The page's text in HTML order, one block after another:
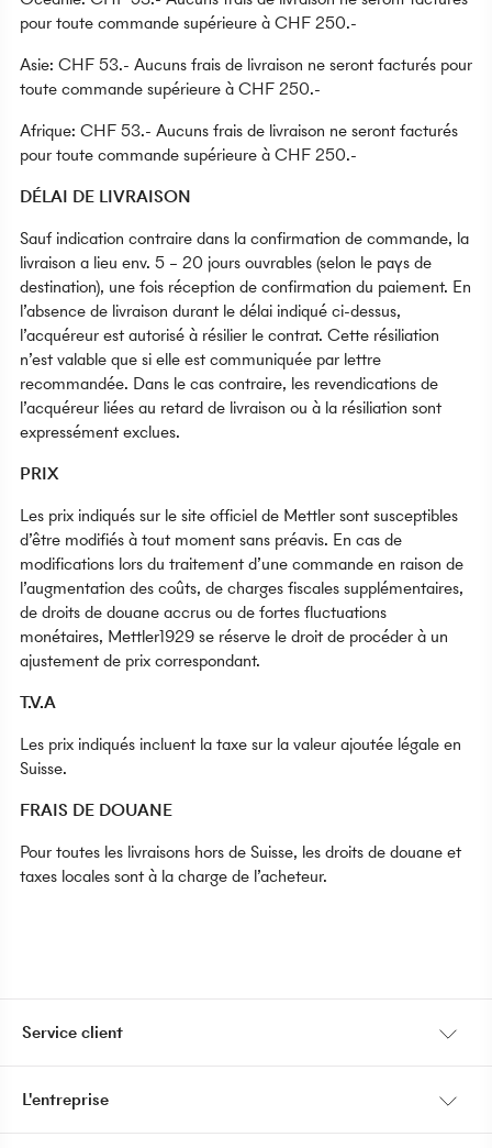
pour toute commande supérieure à CHF 250.-
Asie: CHF 53.- Aucuns frais de livraison ne seront facturés pour
toute commande supérieure à CHF 250.-
Afrique: CHF 53.- Aucuns frais de livraison ne seront facturés
pour toute commande supérieure à CHF 250.-
DÉLAI DE LIVRAISON
Sauf indication contraire dans la confirmation de commande, la
livraison a lieu env. 5 – 20 jours ouvrables (selon le pays de
destination), une fois réception de confirmation du paiement. En
l’absence de livraison durant le délai indiqué ci-dessus,
l’acquéreur est autorisé à résilier le contrat. Cette résiliation
n’est valable que si elle est communiquée par lettre
recommandée. Dans le cas contraire, les revendications de
l’acquéreur liées au retard de livraison ou à la résiliation sont
expressément exclues.
PRIX
Les prix indiqués sur le site officiel de Mettler sont susceptibles
d’être modifiés à tout moment sans préavis. En cas de
modifications lors du traitement d’une commande en raison de
l’augmentation des coûts, de charges fiscales supplémentaires,
de droits de douane accrus ou de fortes fluctuations
monétaires, Mettler1929 se réserve le droit de procéder à un
ajustement de prix correspondant.
T.V.A
Les prix indiqués incluent la taxe sur la valeur ajoutée légale en
Suisse.
FRAIS DE DOUANE
Pour toutes les livraisons hors de Suisse, les droits de douane et
taxes locales sont à la charge de l’acheteur.
Service client
Expédition
L'entreprise